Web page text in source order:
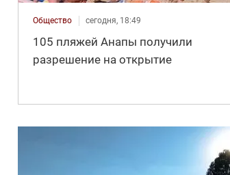
Общество сегодня, 18:49
105 пляжей Анапы получили
разрешение на открытие